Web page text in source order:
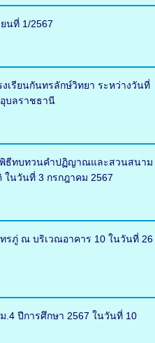
นที่ 1/2567
รียนกันทรลักษ์วิทยา ระหว่างวันที่
บลราชธานี
พิธีทบทวนคำปฏิญาณและสวนสนาม
นวันที่ 3 กรกฎาคม 2567
รภู่ ณ บริเวณอาคาร 10 ในวันที่ 26
.4 ปีการศึกษา 2567 ในวันที่ 10